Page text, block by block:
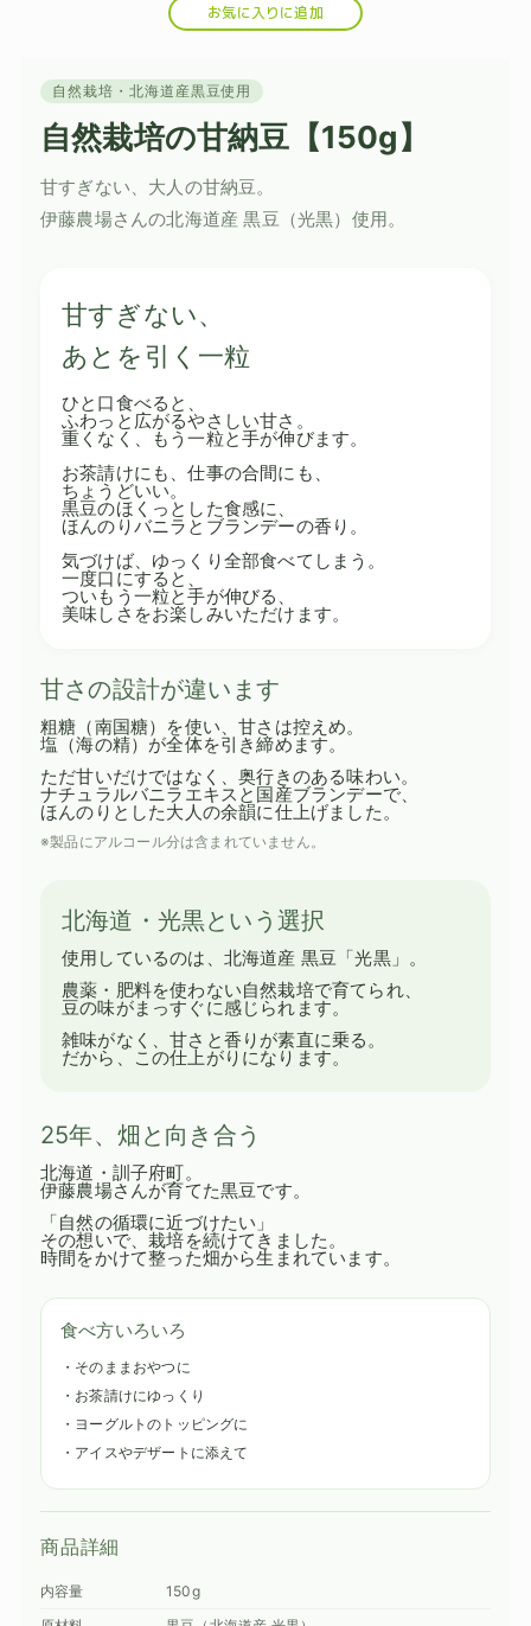
お気に入りに追加
自然栽培・北海道産黒豆使用
自然栽培の甘納豆【150g】
甘すぎない、大人の甘納豆。
伊藤農場さんの北海道産 黒豆（光黒）使用。
甘すぎない、
あとを引く一粒
ひと口食べると、
ふわっと広がるやさしい甘さ。
重くなく、もう一粒と手が伸びます。
お茶請けにも、仕事の合間にも、
ちょうどいい。
黒豆のほくっとした食感に、
ほんのりバニラとブランデーの香り。
気づけば、ゆっくり全部食べてしまう。
一度口にすると、
ついもう一粒と手が伸びる、
美味しさをお楽しみいただけます。
甘さの設計が違います
粗糖（南国糖）を使い、甘さは控えめ。
塩（海の精）が全体を引き締めます。
ただ甘いだけではなく、奥行きのある味わい。
ナチュラルバニラエキスと国産ブランデーで、
ほんのりとした大人の余韻に仕上げました。
※製品にアルコール分は含まれていません。
北海道・光黒という選択
使用しているのは、北海道産 黒豆「光黒」。
農薬・肥料を使わない自然栽培で育てられ、
豆の味がまっすぐに感じられます。
雑味がなく、甘さと香りが素直に乗る。
だから、この仕上がりになります。
25年、畑と向き合う
北海道・訓子府町。
伊藤農場さんが育てた黒豆です。
「自然の循環に近づけたい」
その想いで、栽培を続けてきました。
時間をかけて整った畑から生まれています。
食べ方いろいろ
・そのままおやつに
・お茶請けにゆっくり
・ヨーグルトのトッピングに
・アイスやデザートに添えて
商品詳細
内容量
150g